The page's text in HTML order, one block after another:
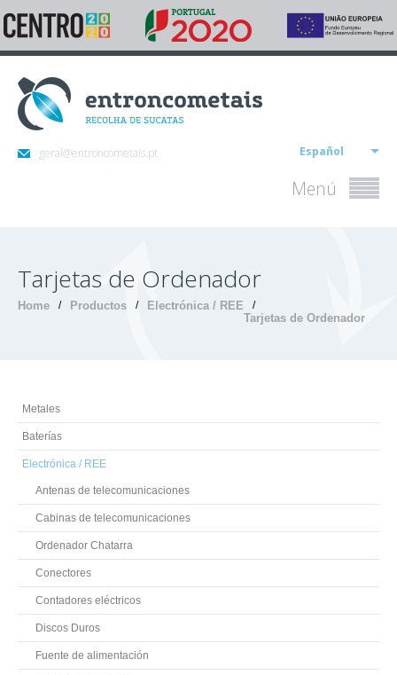
geral@entroncometais.pt Español
Menú
Tarjetas de Ordenador
Home / Productos / Electrónica / REE /
Tarjetas de Ordenador
Metales
Baterías
Electrónica / REE
Antenas de telecomunicaciones
Cabinas de telecomunicaciones
Ordenador Chatarra
Conectores
Contadores eléctricos
Discos Duros
Fuente de alimentación